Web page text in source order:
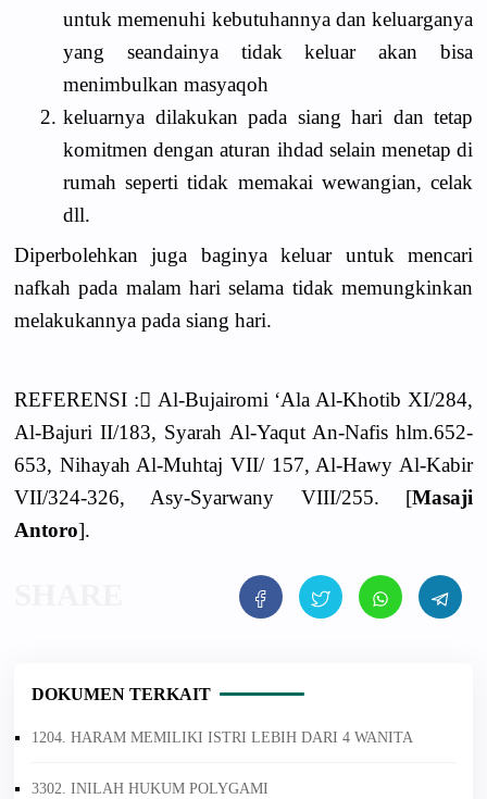
untuk memenuhi kebutuhannya dan keluarganya
yang seandainya tidak keluar akan bisa
menimbulkan masyaqoh
2. keluarnya dilakukan pada siang hari dan tetap
komitmen dengan aturan ihdad selain menetap di
rumah seperti tidak memakai wewangian, celak
dll.
Diperbolehkan juga baginya keluar untuk mencari
nafkah pada malam hari selama tidak memungkinkan
melakukannya pada siang hari.
REFERENSI : ِAl-Bujairomi ‘Ala Al-Khotib XI/284,
Al-Bajuri II/183, Syarah Al-Yaqut An-Nafis hlm.652-
653, Nihayah Al-Muhtaj VII/ 157, Al-Hawy Al-Kabir
VII/324-326, Asy-Syarwany VIII/255. [Masaji
Antoro].
DOKUMEN TERKAIT
1204. HARAM MEMILIKI ISTRI LEBIH DARI 4 WANITA
3302. INILAH HUKUM POLYGAMI